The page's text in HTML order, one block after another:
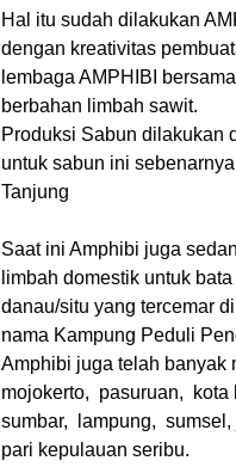
Hal itu sudah dilakukan
dengan kreativitas
lembaga AMPHIBI
berbahan limbah sawit.
Produksi Sabun dilakukan
untuk sabun ini
Tanjung
Saat ini Amphibi juga
limbah domestik untuk
danau/situ yang tercemar
nama Kampung Peduli
Amphibi juga telah banyak
mojokerto, pasuruan, kota
sumbar, lampung, sumsel,
pari kepulauan seribu.